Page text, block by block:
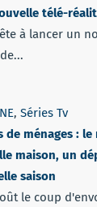
télé-
à lancer un
, Séries Tv
de ménages :
maison, un
saison
le coup